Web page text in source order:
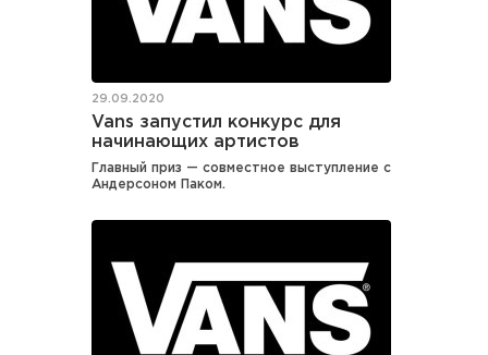
29.09.2020
Vans запустил конкурс для
начинающих артистов
Главный приз — совместное выступление с
Андерсоном Паком.